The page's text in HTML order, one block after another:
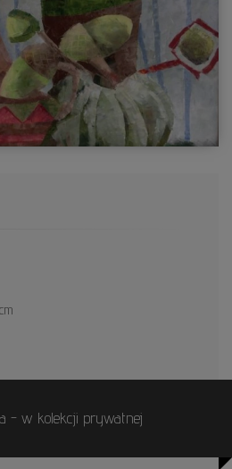
- w kolekcji prywatnej